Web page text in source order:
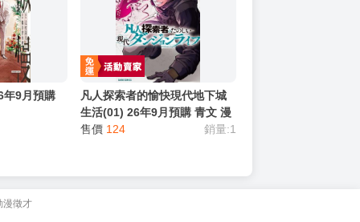
切(02) 26
畫 買動漫
對我垂涎欲滴的非人少女(11)
26年9月預購 青文 GL漫畫 買
動漫
售價 124 銷量:7